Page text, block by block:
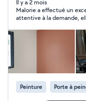
accompagnement
montage de
Pour plus de
Il y a 2 mois
Malorie a effectué un
attentive à la demande,
peinture avec des
je la recommande tout
Peinture Porte à